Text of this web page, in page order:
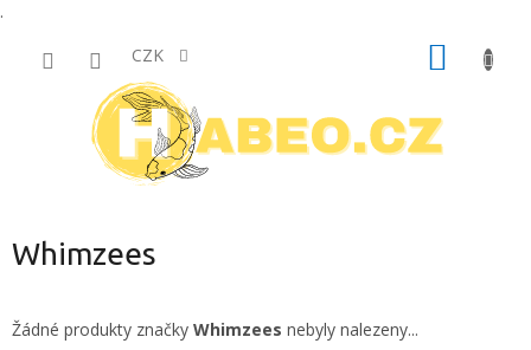
.
CZK
Whimzees
Žádné produkty značky Whimzees nebyly nalezeny...